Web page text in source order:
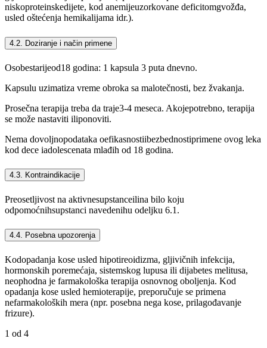
niskoproteinskedijete, kod anemijeuzorkovane deficitomgvožđa,
usled oštećenja hemikalijama idr.).
4.2. Doziranje i način primene
Osobestarijeod18 godina: 1 kapsula 3 puta dnevno.
Kapsulu uzimatiza vreme obroka sa malotečnosti, bez žvakanja.
Prosečna terapija treba da traje3-4 meseca. Akojepotrebno, terapija
se može nastaviti iliponoviti.
Nema dovoljnopodataka oefikasnostiibezbednostiprimene ovog leka
kod dece iadolescenata mlađih od 18 godina.
4.3. Kontraindikacije
Preosetljivost na aktivnesupstanceilina bilo koju
odpomoćnihsupstanci navedenihu odeljku 6.1.
4.4. Posebna upozorenja
Kodopadanja kose usled hipotireoidizma, gljivičnih infekcija,
hormonskih poremećaja, sistemskog lupusa ili dijabetes melitusa,
neophodna je farmakološka terapija osnovnog oboljenja. Kod
opadanja kose usled hemioterapije, preporučuje se primena
nefarmakoloških mera (npr. posebna nega kose, prilagođavanje
frizure).
1 od 4